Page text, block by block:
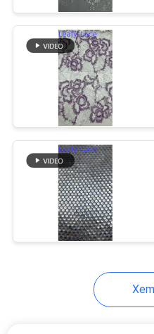
Vải ren
Vải tuyn
Vải in lá